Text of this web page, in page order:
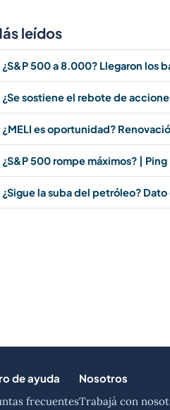
leídos
¿S&P 500 a 8.000? Llegaron los
¿Se sostiene el rebote de
¿MELI es oportunidad?
¿S&P 500 rompe máximos? |
¿Sigue la suba del petróleo?
de ayuda
frecuentes
Nosotros
Trabajá con